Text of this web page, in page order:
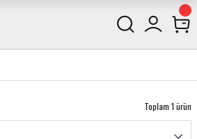
Toplam 1 ürün